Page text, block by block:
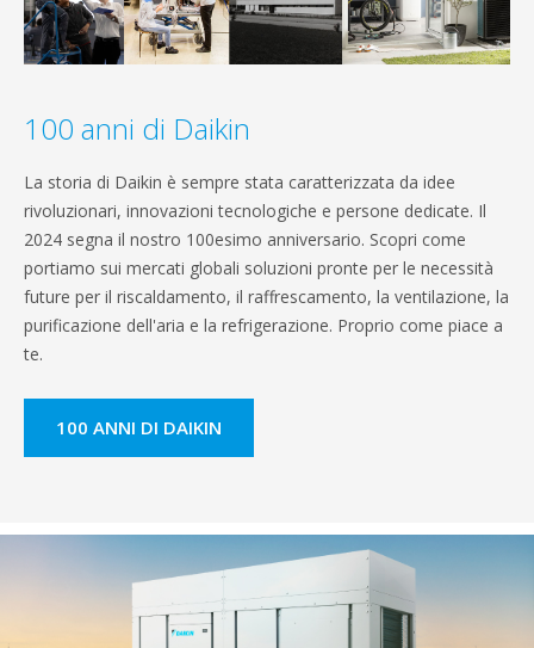
100 anni di Daikin
La storia di Daikin è sempre stata caratterizzata da idee
rivoluzionari, innovazioni tecnologiche e persone dedicate. Il
2024 segna il nostro 100esimo anniversario. Scopri come
portiamo sui mercati globali soluzioni pronte per le necessità
future per il riscaldamento, il raffrescamento, la ventilazione, la
purificazione dell'aria e la refrigerazione. Proprio come piace a
te.
100 ANNI DI DAIKIN